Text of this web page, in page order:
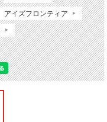
アイズフロンティア